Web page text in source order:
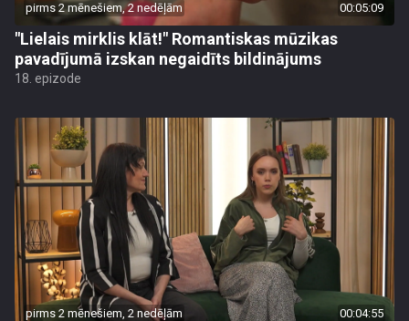
pirms 2 mēnešiem, 2 nedēļām 00:05:09
"Lielais mirklis klāt!" Romantiskas mūzikas
pavadījumā izskan negaidīts bildinājums
18. epizode
pirms 2 mēnešiem, 2 nedēļām 00:04:55